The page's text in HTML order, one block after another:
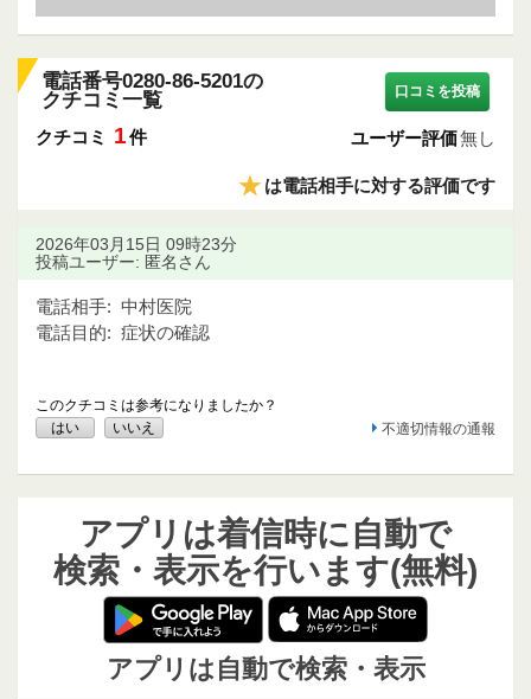
電話番号0280-86-5201の
クチコミ一覧
口コミを投稿
クチコミ 1件 ユーザー評価無し
★は電話相手に対する評価です
2026年03月15日 09時23分
投稿ユーザー: 匿名さん
電話相手: 中村医院
電話目的: 症状の確認
このクチコミは参考になりましたか？
はい
いいえ 不適切情報の通報
アプリは着信時に自動で
検索・表示を行います(無料)
アプリは自動で検索・表示